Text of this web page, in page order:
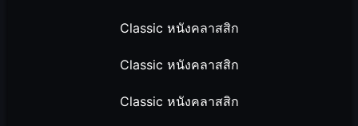
Classic หนังคลาสสิก
Classic หนังคลาสสิก
Classic หนังคลาสสิก